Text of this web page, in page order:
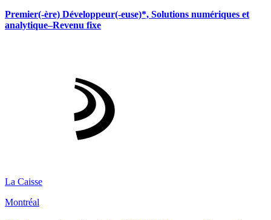
Premier(-ère) Développeur(-euse)*, Solutions numériques et
analytique–Revenu fixe
La Caisse
Montréal